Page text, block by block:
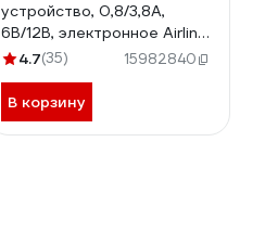
устройство, 0,8/3,8А,
6В/12В, электронное Airline
ACH-5A-10
4.7(35) 15982840
В корзину